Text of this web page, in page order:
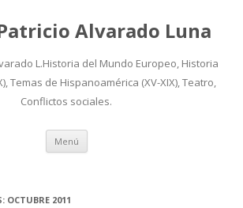
Alvarado Luna
L.Historia del Mundo Europeo, Historia
Temas de Hispanoamérica (XV-XIX), Teatro,
Conflictos sociales.
Menú Ir
contenido
OCTUBRE 2011